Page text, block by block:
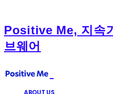
Positive Me, 지속
브웨어
ABOUT US